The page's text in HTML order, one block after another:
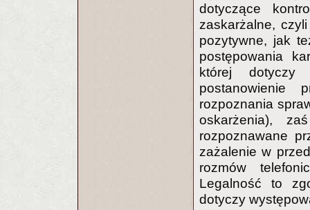
dotyczące
zaskarżalne,
pozytywne, jak
postępowania
której dotyczy
postanowienie
rozpoznania
oskarżenia),
rozpoznawane
zażalenie w
rozmów
Legalność to
dotyczy